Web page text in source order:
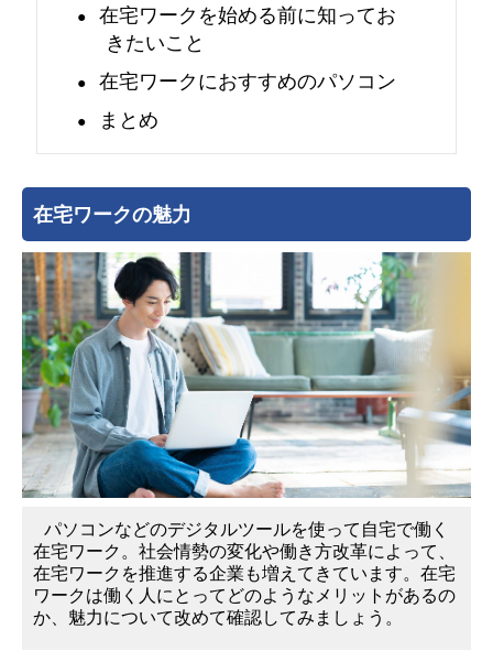
在宅ワークを始める前に知ってお
きたいこと
在宅ワークにおすすめのパソコン
まとめ
在宅ワークの魅力
パソコンなどのデジタルツールを使って自宅で働く
在宅ワーク。社会情勢の変化や働き方改革によって、
在宅ワークを推進する企業も増えてきています。在宅
ワークは働く人にとってどのようなメリットがあるの
か、魅力について改めて確認してみましょう。